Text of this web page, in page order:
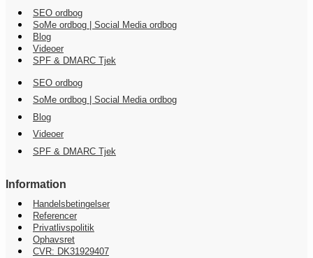
SEO ordbog
SoMe ordbog | Social Media ordbog
Blog
Videoer
SPF & DMARC Tjek
SEO ordbog
SoMe ordbog | Social Media ordbog
Blog
Videoer
SPF & DMARC Tjek
Information
Handelsbetingelser
Referencer
Privatlivspolitik
Ophavsret
CVR: DK31929407